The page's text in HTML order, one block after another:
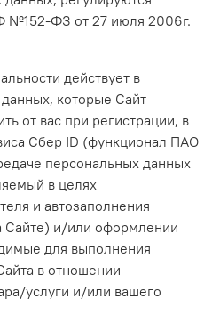
ФЗ от 27 июля 2006г.
действует в
которые Сайт
от вас при регистрации, в
Сбер ID (функционал ПАО
персональных данных
в целях
и автозаполнения
Сайте) и/или оформлении
для выполнения
в отношении
услуги и/или вашего